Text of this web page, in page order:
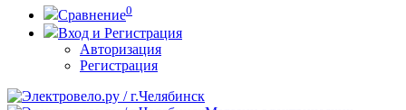
Сравнение0
Вход и Регистрация
Авторизация
Регистрация